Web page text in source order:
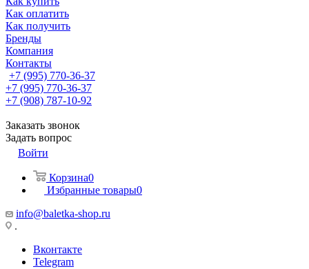
Как оплатить
Как получить
Бренды
Компания
Контакты
+7 (995) 770-36-37
+7 (995) 770-36-37
+7 (908) 787-10-92
Заказать звонок
Задать вопрос
Войти
Корзина0
Избранные товары0
info@baletka-shop.ru
.
Вконтакте
Telegram